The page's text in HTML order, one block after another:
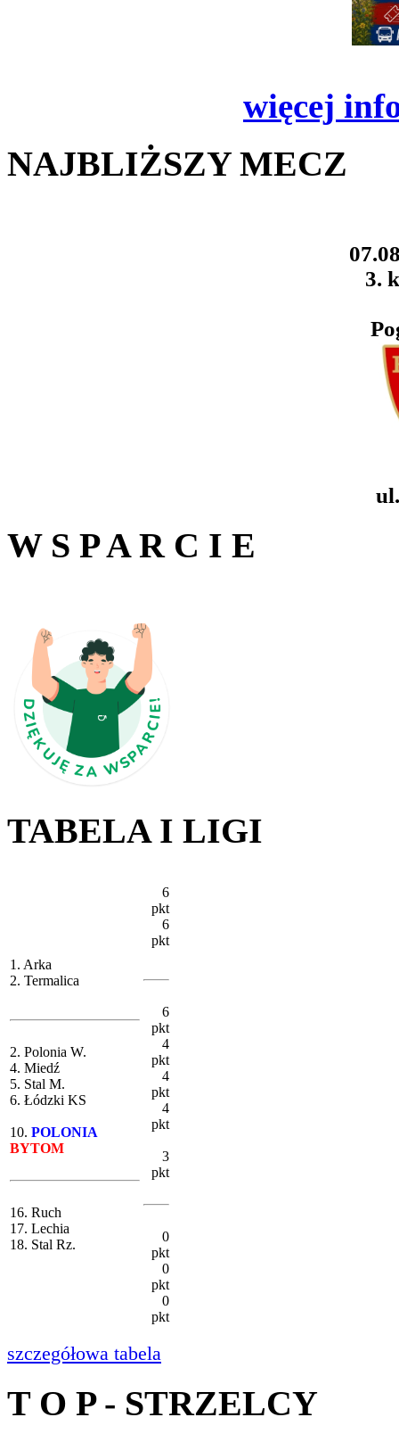
więcej
NAJBLIŻSZY MECZ
3.
W S P A R C I E
TABELA I LIGI
1. Arka
2. Termalica
2. Polonia W.
4. Miedź
5. Stal M.
6. Łódzki KS
10. POLONIA
BYTOM
16. Ruch
17. Lechia
18. Stal Rz.
6
pkt
6
pkt
6
pkt
4
pkt
4
pkt
4
pkt
3
pkt
0
pkt
0
pkt
0
pkt
szczegółowa tabela
T O P - STRZELCY